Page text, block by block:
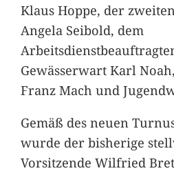
Klaus Hoppe, der
Angela Seibold, dem
Gewässerwart Karl
Franz Mach und
Gemäß des neuen
wurde der bisherige
Vorsitzende Wilfried